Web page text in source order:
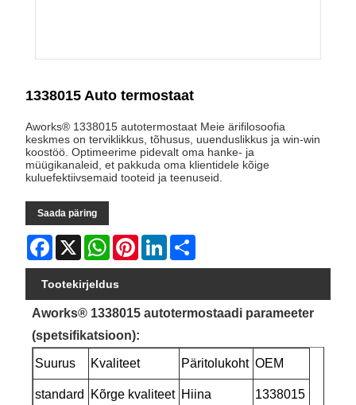
1338015 Auto termostaat
Aworks® 1338015 autotermostaat Meie ärifilosoofia
keskmes on terviklikkus, tõhusus, uuenduslikkus ja win-win
koostöö. Optimeerime pidevalt oma hanke- ja
müügikanaleid, et pakkuda oma klientidele kõige
kuluefektiivsemaid tooteid ja teenuseid.
Saada päring
Facebook
X WhatsAppPinterestLinkedIn
Tootekirjeldus
Aworks® 1338015 autotermostaadi parameeter
(spetsifikatsioon):
Suurus Kvaliteet Päritolukoht OEM
standard Kõrge kvaliteet Hiina 1338015